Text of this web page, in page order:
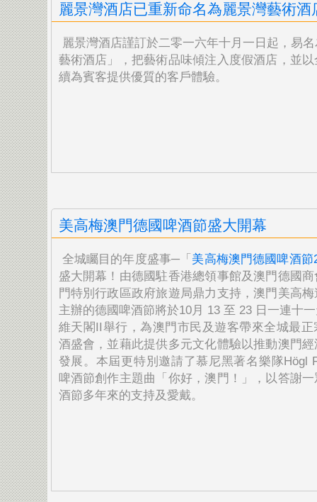
麗景灣酒店已重新命名為麗景灣藝術酒
麗景灣酒店謹訂於二零一六年十月一日起，易
藝術酒店」，把藝術品味傾注入度假酒店， 並
續為賓客提供優質的客戶體驗。
美高梅澳門德國啤酒節盛大開幕
全城矚目的年度盛事─「 美高梅澳門德國啤酒節
盛大開幕！由德國駐香港總領事館及澳門德國
門特別行政區政府旅遊局鼎力支持，澳門美高
主辦的德國啤酒節將於10月 13 至 23 日一連十
維天閣II舉行，為澳門市民及遊客帶來全城最正
酒盛會，並藉此提供多元文化體驗以推動澳門
發展。本屆更特別邀請了慕尼黑著名樂隊Högl
啤酒節創作主題曲「你好，澳門！」，以答謝
酒節多年來的支持及愛戴。